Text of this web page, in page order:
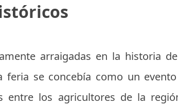
arraigadas en la historia
feria se concebía como un
entre los agricultores de la